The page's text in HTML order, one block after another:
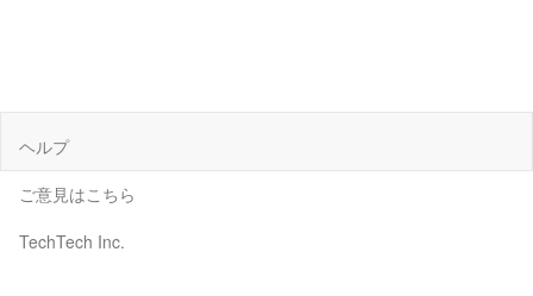
ヘルプ
ご意見はこちら
TechTech Inc.